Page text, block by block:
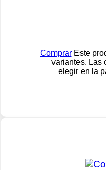
Comprar Este
variantes. Las
elegir en la